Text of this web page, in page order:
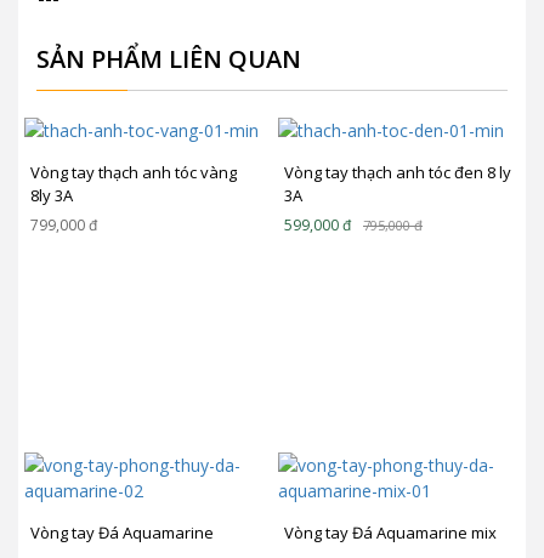
SẢN PHẨM LIÊN QUAN
Vòng tay thạch anh tóc vàng
8ly 3A
799,000đ
Vòng tay thạch anh tóc đen 8 ly
3A
795,000đ
599,000đ
Vòng tay Đá Aquamarine Vòng tay Đá Aquamarine mix